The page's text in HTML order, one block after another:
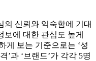
의 신뢰와 익숙함에 기대
보에 대한 관심도 높게
게 보는 기준으로는 ‘성
’과 ‘브랜드’가 각각 5명